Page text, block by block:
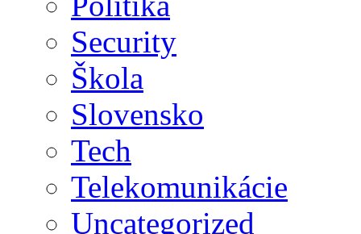
Security
Škola
Slovensko
Tech
Telekomunikácie
Uncategorized